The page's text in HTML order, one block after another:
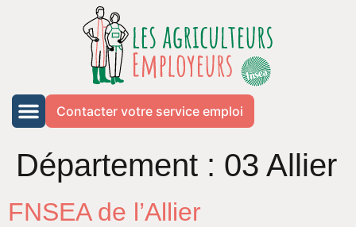
Contacter votre service emploi
Département : 03 Allier
FNSEA de l’Allier